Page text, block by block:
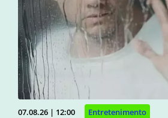
07.08.26 | 12:00 Entretenimento